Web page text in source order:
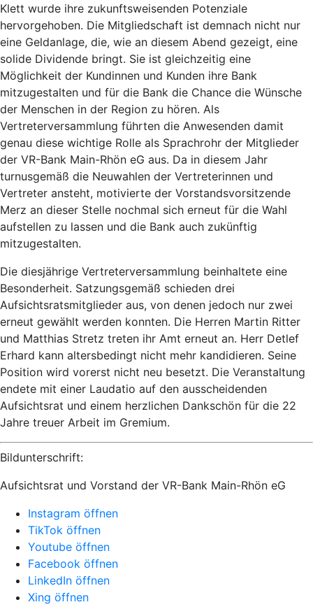
Klett wurde ihre zukunftsweisenden Potenziale
hervorgehoben. Die Mitgliedschaft ist demnach nicht nur
eine Geldanlage, die, wie an diesem Abend gezeigt, eine
solide Dividende bringt. Sie ist gleichzeitig eine
Möglichkeit der Kundinnen und Kunden ihre Bank
mitzugestalten und für die Bank die Chance die Wünsche
der Menschen in der Region zu hören. Als
Vertreterversammlung führten die Anwesenden damit
genau diese wichtige Rolle als Sprachrohr der Mitglieder
der VR-Bank Main-Rhön eG aus. Da in diesem Jahr
turnusgemäß die Neuwahlen der Vertreterinnen und
Vertreter ansteht, motivierte der Vorstandsvorsitzende
Merz an dieser Stelle nochmal sich erneut für die Wahl
aufstellen zu lassen und die Bank auch zukünftig
mitzugestalten.
Die diesjährige Vertreterversammlung beinhaltete eine
Besonderheit. Satzungsgemäß schieden drei
Aufsichtsratsmitglieder aus, von denen jedoch nur zwei
erneut gewählt werden konnten. Die Herren Martin Ritter
und Matthias Stretz treten ihr Amt erneut an. Herr Detlef
Erhard kann altersbedingt nicht mehr kandidieren. Seine
Position wird vorerst nicht neu besetzt. Die Veranstaltung
endete mit einer Laudatio auf den ausscheidenden
Aufsichtsrat und einem herzlichen Dankschön für die 22
Jahre treuer Arbeit im Gremium.
Bildunterschrift:
Aufsichtsrat und Vorstand der VR-Bank Main-Rhön eG
Instagram öffnen
TikTok öffnen
Youtube öffnen
Facebook öffnen
LinkedIn öffnen
Xing öffnen